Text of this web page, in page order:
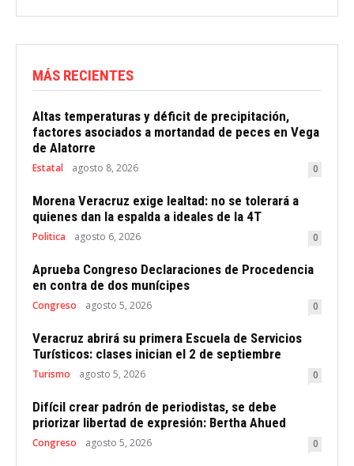
MÁS RECIENTES
Altas temperaturas y déficit de precipitación,
factores asociados a mortandad de peces en Vega
de Alatorre
Estatal agosto 8, 2026 0
Morena Veracruz exige lealtad: no se tolerará a
quienes dan la espalda a ideales de la 4T
Politica agosto 6, 2026 0
Aprueba Congreso Declaraciones de Procedencia
en contra de dos munícipes
Congreso agosto 5, 2026 0
Veracruz abrirá su primera Escuela de Servicios
Turísticos: clases inician el 2 de septiembre
Turismo agosto 5, 2026 0
Difícil crear padrón de periodistas, se debe
priorizar libertad de expresión: Bertha Ahued
Congreso agosto 5, 2026 0